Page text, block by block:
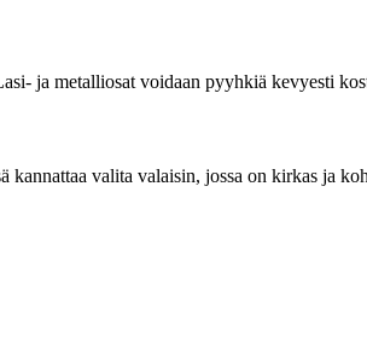
ja metalliosat voidaan pyyhkiä kevyesti
valita valaisin, jossa on kirkas ja